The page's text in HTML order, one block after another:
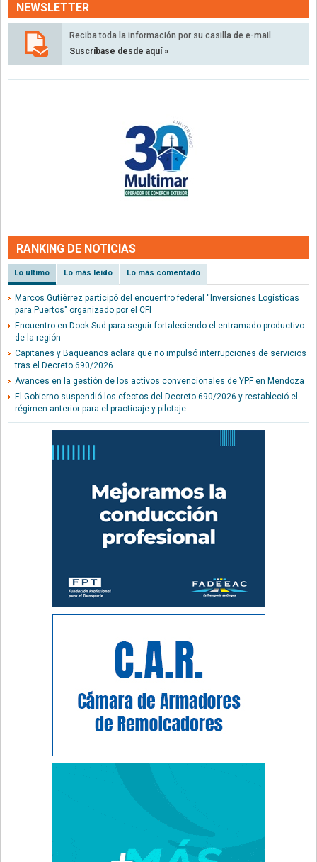
NEWSLETTER
Reciba toda la información por su casilla de e-mail.
Suscríbase desde aquí »
RANKING DE NOTICIAS
Lo último Lo más leído Lo más comentado
Marcos Gutiérrez participó del encuentro federal “Inversiones Logísticas
para Puertos" organizado por el CFI
Encuentro en Dock Sud para seguir fortaleciendo el entramado productivo
de la región
Capitanes y Baqueanos aclara que no impulsó interrupciones de servicios
tras el Decreto 690/2026
Avances en la gestión de los activos convencionales de YPF en Mendoza
El Gobierno suspendió los efectos del Decreto 690/2026 y restableció el
régimen anterior para el practicaje y pilotaje